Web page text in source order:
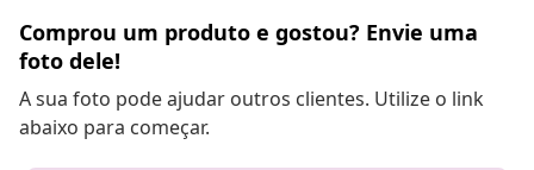
Comprou um produto e gostou? Envie uma
foto dele!
A sua foto pode ajudar outros clientes. Utilize o link
abaixo para começar.